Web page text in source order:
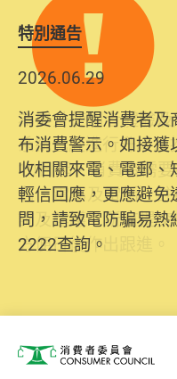
特別通告
2026.06.29
消委會提醒消費者
布消費警示。如接
收相關來電、電郵
輕信回應，更應避
問，請致電防騙易
2222查詢。
2025.10.31
為提升使用者體驗
系統已經進行升級及
10日起，消費者需
名、電郵及電話）
詢及建議。所有提
方便日後作出跟進。
消費者委員會